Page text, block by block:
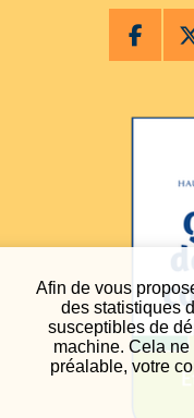
Afin de vous
des statistiques
susceptibles de
machine. Cela
préalable, votre